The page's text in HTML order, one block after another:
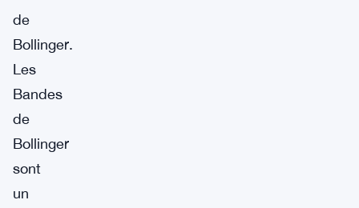
de
Bollinger.
Les
Bandes
de
Bollinger
sont
un